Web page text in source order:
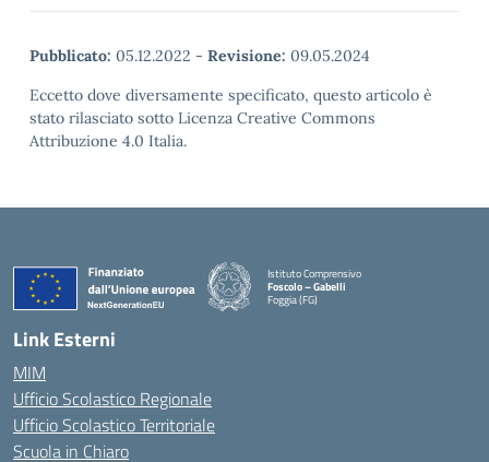
Pubblicato: 05.12.2022 - Revisione: 09.05.2024
Eccetto dove diversamente specificato, questo articolo è
stato rilasciato sotto Licenza Creative Commons
Attribuzione 4.0 Italia.
Istituto Comprensivo
Foscolo – Gabelli
Foggia (FG)
— Visita la pagina iniziale della scuola
Link Esterni
MIM
Ufficio Scolastico Regionale
Ufficio Scolastico Territoriale
Scuola in Chiaro